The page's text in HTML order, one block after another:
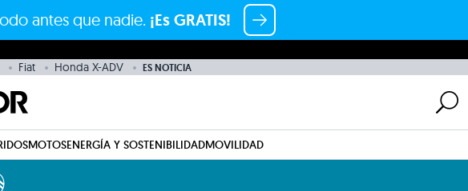
antes que nadie. ¡Es GRATIS!
Fiat Honda X-ADV ES NOTICIA
MOTOSENERGÍA Y SOSTENIBILIDADMOVILIDAD